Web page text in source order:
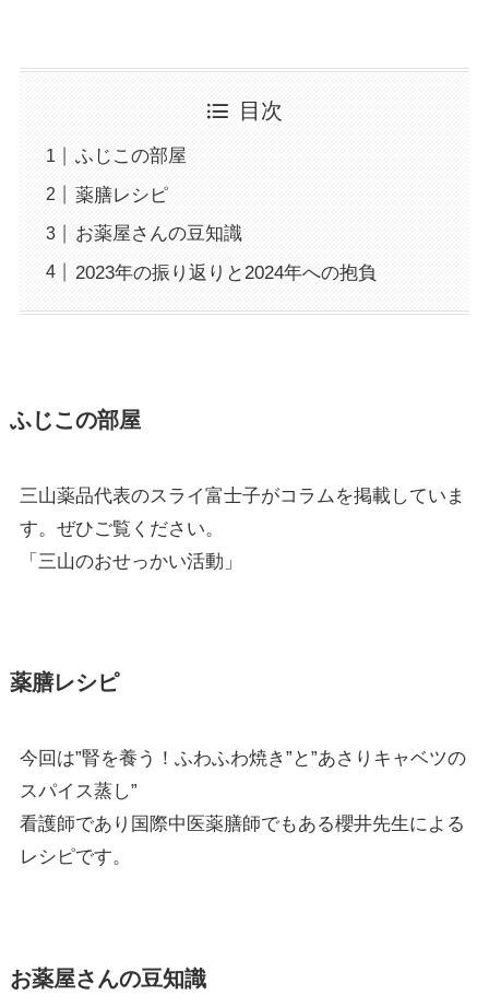
目次
ふじこの部屋
薬膳レシピ
お薬屋さんの豆知識
2023年の振り返りと2024年への抱負
ふじこの部屋
三山薬品代表のスライ富士子がコラムを掲載していま
す。ぜひご覧ください。
「三山のおせっかい活動」
薬膳レシピ
今回は”腎を養う！ふわふわ焼き”と”あさりキャベツの
スパイス蒸し”
看護師であり国際中医薬膳師でもある櫻井先生による
レシピです。
お薬屋さんの豆知識